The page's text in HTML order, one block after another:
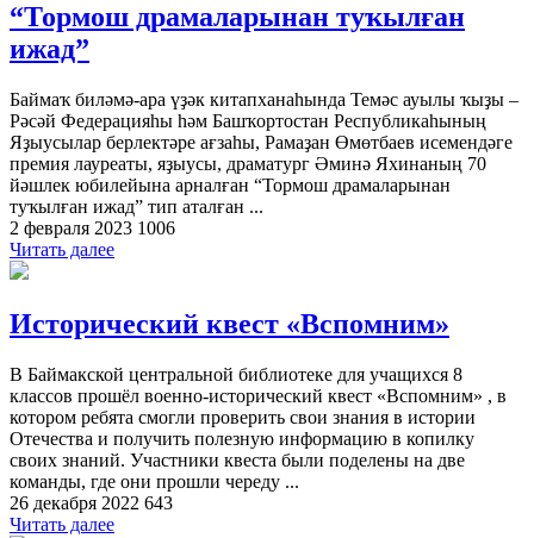
“Тормош драмаларынан туҡылған
ижад”
Баймаҡ биләмә-ара үҙәк китапханаһында Темәс ауылы ҡыҙы –
Рәсәй Федерацияһы һәм Башҡортостан Республикаһының
Яҙыусылар берлектәре ағзаһы, Рамаҙан Өмөтбаев исемендәге
премия лауреаты, яҙыусы, драматург Әминә Яхинаның 70
йәшлек юбилейына арналған “Тормош драмаларынан
туҡылған ижад” тип аталған ...
2 февраля 2023 1006
Читать далее
Исторический квест «Вспомним»
В Баймакской центральной библиотеке для учащихся 8
классов прошёл военно-исторический квест «Вспомним» , в
котором ребята смогли проверить свои знания в истории
Отечества и получить полезную информацию в копилку
своих знаний. Участники квеста были поделены на две
команды, где они прошли череду ...
26 декабря 2022 643
Читать далее